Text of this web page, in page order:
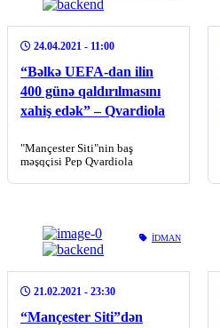
24.04.2021 - 11:00
“Bəlkə UEFA-dan ilin
400 günə qaldırılmasını
xahiş edək” – Qvardiola
"Mançester Siti"nin baş
məşqçisi Pep Qvardiola
formatından narazıdır
İDMAN
21.02.2021 - 23:30
“Mançester Siti”dən